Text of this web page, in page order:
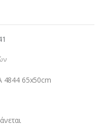
4844 65x50cm